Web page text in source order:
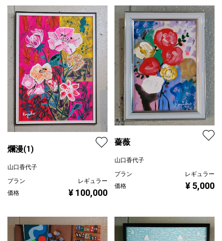
爛漫(1)
山口香代子
プラン
レギュラー
価格
¥ 100,000
薔薇
山口香代子
プラン
レギュラー
価格
¥ 5,000